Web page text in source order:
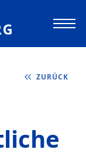
ZURÜCK